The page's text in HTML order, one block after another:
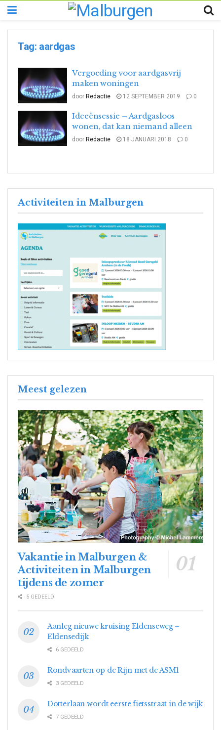
Tag: aardgas
Vergoeding voor aardgasvrij
maken woningen
door Redactie 12 SEPTEMBER 2019 0
Ideeënsessie – Aardgasloos
wonen, dat kan niemand alleen
door Redactie 18 JANUARI 2018 0
Activiteiten in Malburgen
Meest gelezen
Vakantie in Malburgen &
Activiteiten in Malburgen
tijdens de zomer
5 GEDEELD
Aanleg nieuwe kruising Eldenseweg –
Eldensedijk
6 GEDEELD
Rondvaarten op de Rijn met de ASM1
3 GEDEELD
Dotterlaan wordt eerste fietsstraat in de wijk
7 GEDEELD